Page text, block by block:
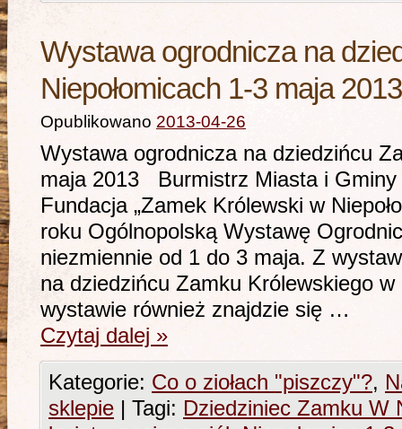
Wystawa ogrodnicza na
Niepołomicach 1-3 maja 2013
Opublikowano 2013-04-26
Wystawa ogrodnicza na dziedzińcu
maja 2013 Burmistrz Miasta i Gminy
Fundacja „Zamek Królewski w
roku Ogólnopolską Wystawę
niezmiennie od 1 do 3 maja. Z
na dziedzińcu Zamku Królewskiego
wystawie również znajdzie się …
Czytaj dalej »
Kategorie: Co o ziołach "piszczy"?,
sklepie | Tagi: Dziedziniec Zamku W